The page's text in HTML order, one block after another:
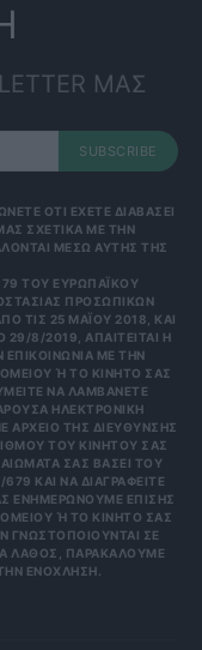
ΜΑΣ
SUBSCRIBE
ΟΤΙ ΕΧΕΤΕ ΔΙΑΒΑΣΕΙ
ΣΧΕΤΙΚΑ ΜΕ ΤΗΝ
ΜΕΣΩ ΑΥΤΗΣ ΤΗΣ
ΤΟΥ ΕΥΡΩΠΑΪΚΟΎ
ΠΡΟΣΩΠΙΚΏΝ
ΤΙΣ 25 ΜΑΪ́ΟΥ 2018, ΚΑΙ
8/2019, ΑΠΑΙΤΕΊΤΑΙ Η
ΜΕ ΤΗΝ
Ή ΤΟ ΚΙΝΗΤΌ ΣΑΣ Τ
ΝΑ ΛΑΜΒΆΝΕΤΕ Μ
ΗΛΕΚΤΡΟΝΙΚΉ Δ
ΤΗΣ ΔΙΕΎΘΥΝΣΗΣ ΗΛ
ΤΟΥ ΚΙΝΗΤΟΎ ΣΑΣ ΤΗΛ
ΣΑΣ ΒΆΣΕΙ ΤΟΥ ΆΡΘ
ΝΑ ΔΙΑΓΡΑΦΕΊΤΕ ΚΆΝ
ΕΠΊΣΗΣ ΌΤΙ
Ή ΤΟ ΚΙΝΗΤΌ ΣΑΣ ΤΗΛΈ
ΣΕ ΤΡΊΤ
ΠΑΡΑΚΑΛΟΎΜΕ ΔΕΧΘ